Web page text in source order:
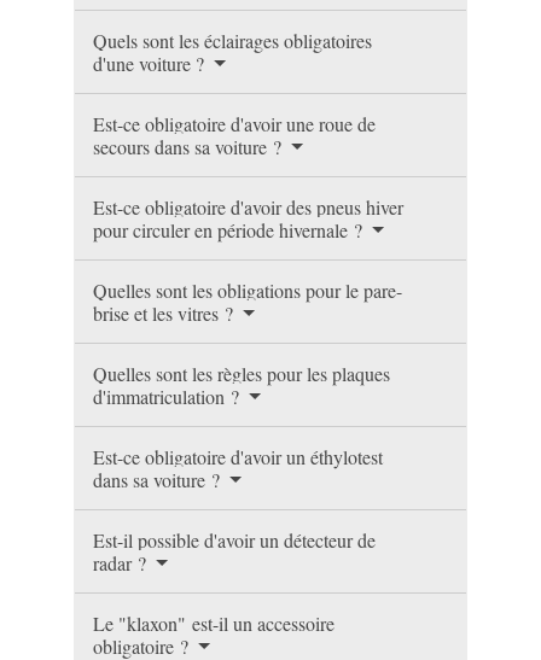
Quels sont les éclairages obligatoires
d'une voiture ?
Est-ce obligatoire d'avoir une roue de
secours dans sa voiture ?
Est-ce obligatoire d'avoir des pneus hiver
pour circuler en période hivernale ?
Quelles sont les obligations pour le pare-
brise et les vitres ?
Quelles sont les règles pour les plaques
d'immatriculation ?
Est-ce obligatoire d'avoir un éthylotest
dans sa voiture ?
Est-il possible d'avoir un détecteur de
radar ?
Le "klaxon" est-il un accessoire
obligatoire ?